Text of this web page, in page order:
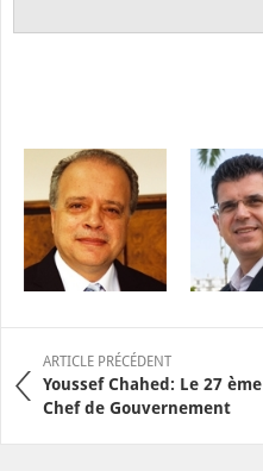
ARTICLE PRÉCÉDENT
Youssef Chahed: Le 27 ème
Chef de Gouvernement